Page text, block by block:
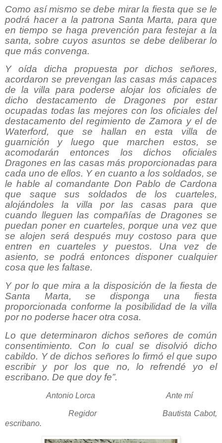
Como así mismo se debe mirar la fiesta que se le
podrá hacer a la patrona Santa Marta, para que
en tiempo se haga prevención para festejar a la
santa, sobre cuyos asuntos se debe deliberar lo
que más convenga.
Y oída dicha propuesta por dichos señores,
acordaron se prevengan las casas más capaces
de la villa para poderse alojar los oficiales de
dicho destacamento de Dragones por estar
ocupadas todas las mejores con los oficiales del
destacamento del regimiento de Zamora y el de
Waterford, que se hallan en esta villa de
guarnición y luego que marchen estos, se
acomodarán entonces los dichos oficiales
Dragones en las casas más proporcionadas para
cada uno de ellos. Y en cuanto a los soldados, se
le hable al comandante Don Pablo de Cardona
que saque sus soldados de los cuarteles,
alojándoles la villa por las casas para que
cuando lleguen las compañías de Dragones se
puedan poner en cuarteles, porque una vez que
se alojen será después muy costoso para que
entren en cuarteles y puestos. Una vez de
asiento, se podrá entonces disponer cualquier
cosa que les faltase.
Y por lo que mira a la disposición de la fiesta de
Santa Marta, se disponga una fiesta
proporcionada conforme la posibilidad de la villa
por no poderse hacer otra cosa.
Lo que determinaron dichos señores de común
consentimiento. Con lo cual se disolvió dicho
cabildo. Y de dichos señores lo firmó el que supo
escribir y por los que no, lo refrendé yo el
escribano. De que doy fe”.
Antonio Lorca Ante mí
Regidor
Bautista Cabot,
escribano.